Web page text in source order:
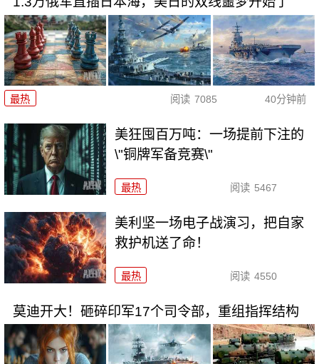
最热 阅读 7085 40分钟前
美狂囤百万吨：一场提前下注的
\"铜牌军备竞赛\"
最热 阅读 5467
美利坚一场电子战演习，把自家
救护机送了命！
最热 阅读 4550
莫迪开大！砸碎印军17个司令部，重组指挥结构